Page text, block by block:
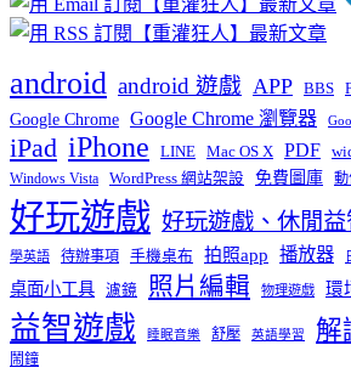
android android 遊戲 APP BBS
Google Chrome Google Chrome 瀏覽器
iPad iPhone LINE Mac OS X PDF
Windows Vista WordPress 網站架設 免費圖庫
好玩遊戲 好玩遊戲、休閒益
學英語 待辦事項 手機桌布 拍照app 播放器
桌面小工具 濾鏡 照片編輯 物理遊戲 環
益智遊戲 睡眠音樂 舒壓 英語學習 解
鬧鐘